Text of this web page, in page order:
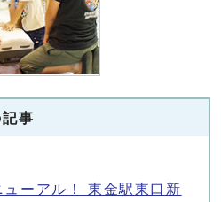
事
ーアル！ 東金駅東口新